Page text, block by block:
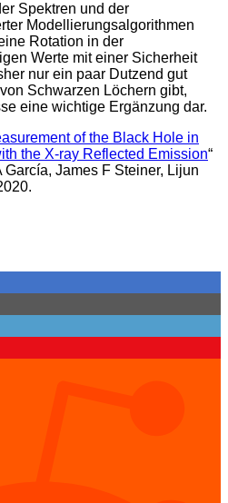
Spektren und der
Modellierungsalgorithmen
Rotation in der
Werte mit einer Sicherheit
nur ein paar Dutzend gut
Schwarzen Löchern gibt,
eine wichtige Ergänzung dar.
of the Black Hole in
the X-ray Reflected Emission“
James F Steiner, Lijun